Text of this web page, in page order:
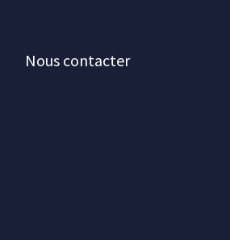
Nous contacter